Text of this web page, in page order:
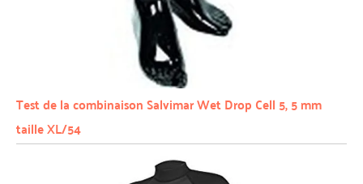
Test de la combinaison Salvimar Wet Drop Cell 5, 5 mm
taille XL/54